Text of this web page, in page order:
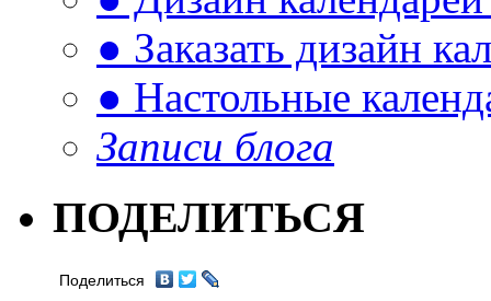
● Заказать дизайн
● Настольные
Записи блога
ПОДЕЛИТЬСЯ
Поделиться